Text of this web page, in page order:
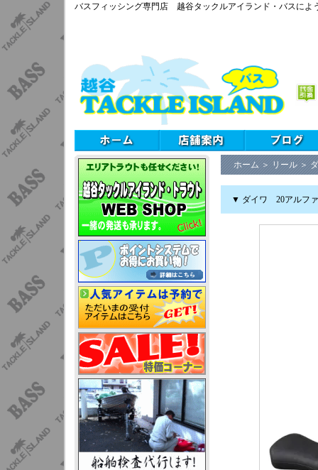
バスフィッシング専門店 越谷タックルアイランド・バスによ
ホーム ＞ リール ＞
▼ ダイワ 20アルファ